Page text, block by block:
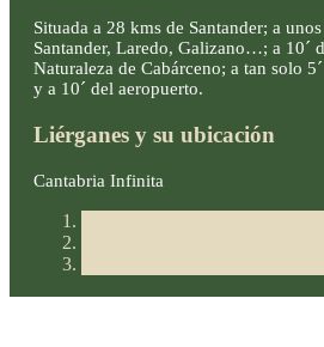
Situada a 28 kms de Santander; a
Santander, Laredo, Galizano…; a 10´
Naturaleza de Cabárceno; a tan solo
y a 10´ del aeropuerto.
Liérganes y su ubicación
Cantabria Infinita